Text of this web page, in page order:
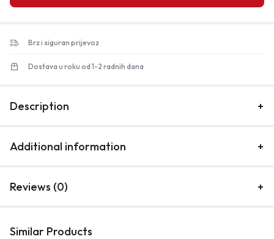
Brz i siguran prijevoz
Dostava u roku od 1-2 radnih dana
Description
Additional information
Reviews (0)
Similar Products